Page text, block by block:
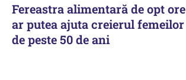
Fereastra alimentară de opt ore
ar putea ajuta creierul femeilor
de peste 50 de ani